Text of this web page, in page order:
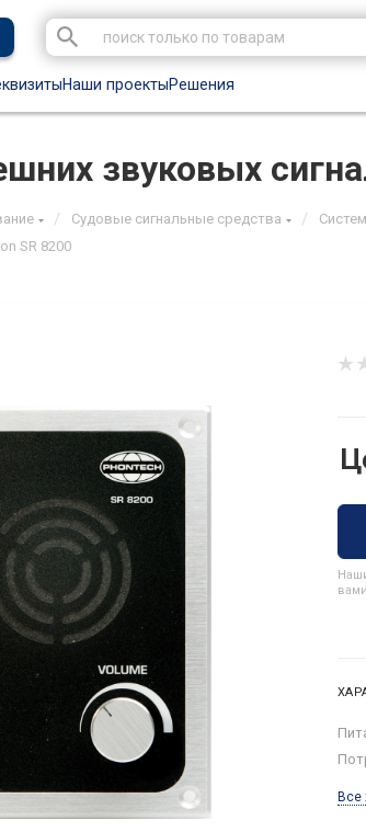
Наши проектыРешения
звуковых
/ Судовые сигнальные средства /
SR 8200
Все